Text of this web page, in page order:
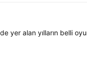
yer alan yılların belli